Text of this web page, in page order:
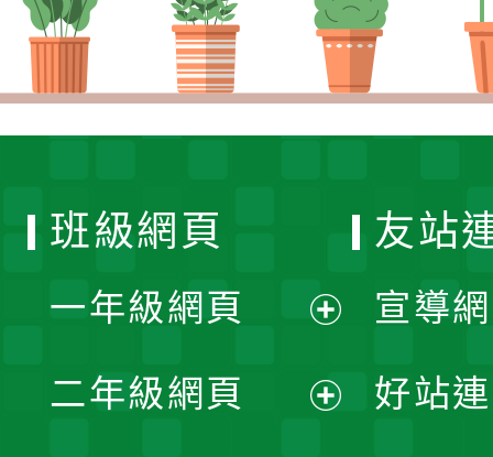
班級網頁
一年級網頁
開
二年級網頁
友站
宣導
好站